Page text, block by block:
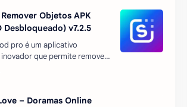
Objetos APK
Desbloqueado) v7.2.5
pro é um aplicativo
que permite remover
de suas fotos de
e rápida. Com apenas alguns
– Doramas Online